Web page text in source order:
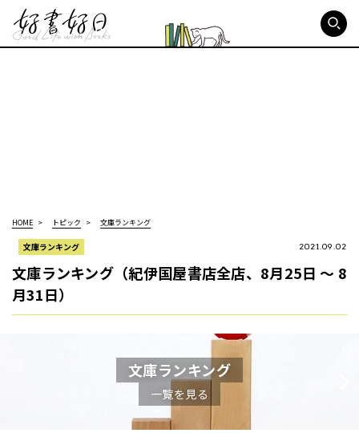
HOME トピック 文庫ランキング
文庫ランキング 2021.09.02
文庫ランキング（紀伊国屋書店全店、8月25日 ～ 8
月31日）
文庫ランキング
一覧を見る